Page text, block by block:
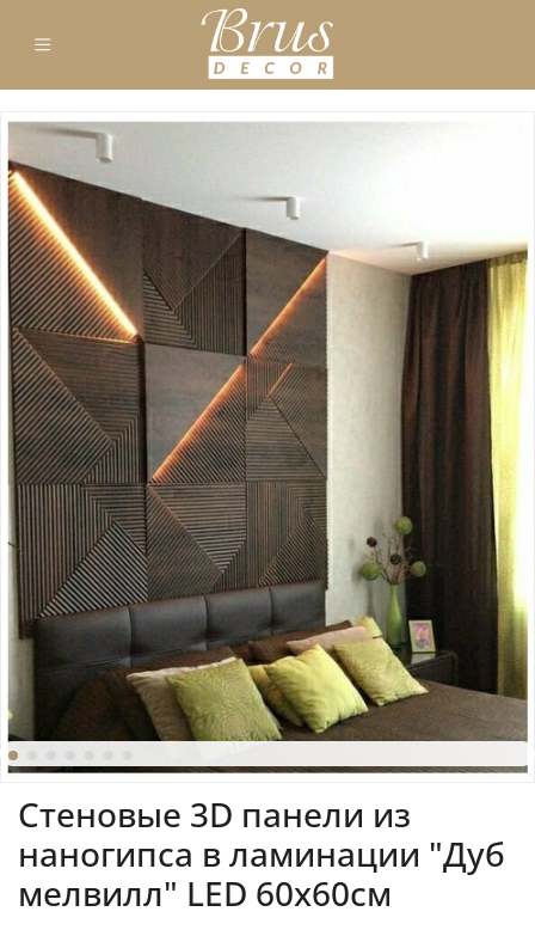
Стеновые 3D панели из
наногипса в ламинации "Дуб
мелвилл" LED 60х60см